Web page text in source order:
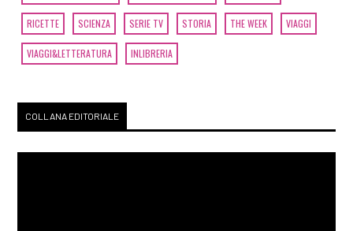
RICETTE SCIENZA SERIE TV STORIA THE WEEK VIAGGI
VIAGGI&LETTERATURA INLIBRERIA
COLLANA EDITORIALE